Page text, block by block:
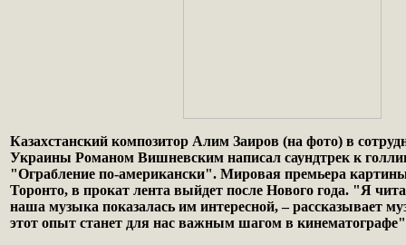
Казахстанский композитор Алим Заиров (на фото) в
Украины Романом Вишневским написал саундтрек к
"Ограбление по-американски". Мировая премьера
Торонто, в прокат лента выйдет после Нового года. "Я
наша музыка показалась им интересной, – рассказывает
этот опыт станет для нас важным шагом в